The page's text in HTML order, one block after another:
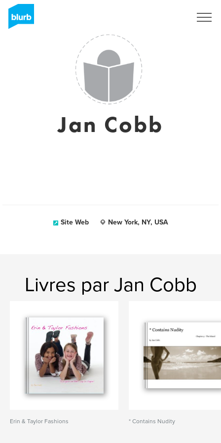
Jan Cobb
Site Web New York, NY, USA
Livres par Jan Cobb
Erin & Taylor Fashions * Contains Nudity